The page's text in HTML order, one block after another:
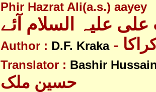
Phir Hazrat Ali(a.s.) aayey
علیہ السلام آئے
Author : D.F. Kraka
Translator : Bashir
حسین ملک